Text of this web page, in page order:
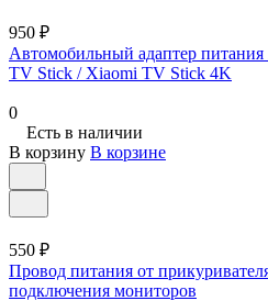
950 ₽
Автомобильный адаптер
TV Stick / Xiaomi TV Stick 4K
0
Есть в наличии
В корзину В корзине
550 ₽
Провод питания от
подключения мониторов